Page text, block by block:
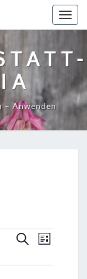
– Anwenden
V
r
S
c
V
e
L
s